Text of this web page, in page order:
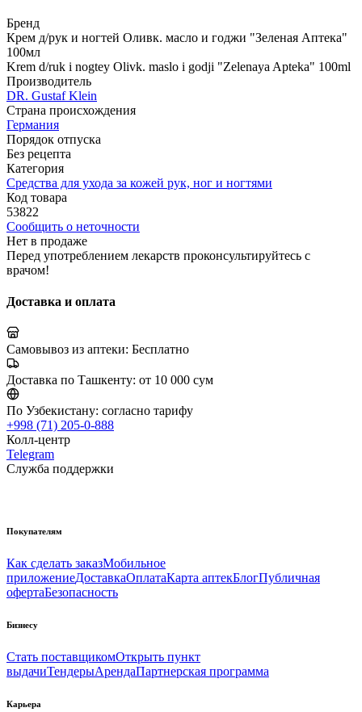
Бренд
Крем д/рук и ногтей Оливк. масло и годжи "Зеленая Аптека"
100мл
Krem d/ruk i nogtey Olivk. maslo i godji "Zelenaya Apteka" 100ml
Производитель
DR. Gustaf Klein
Страна происхождения
Германия
Порядок отпуска
Без рецепта
Категория
Средства для ухода за кожей рук, ног и ногтями
Код товара
53822
Сообщить о неточности
Нет в продаже
Перед употреблением лекарств проконсультируйтесь с
врачом!
Доставка и оплата
Самовывоз из аптеки: Бесплатно
Доставка по Ташкенту: от 10 000 сум
По Узбекистану: согласно тарифу
+998 (71) 205-0-888
Колл-центр
Telegram
Служба поддержки
Покупателям
Как сделать заказМобильное
приложениеДоставкаОплатаКарта аптекБлогПубличная
офертаБезопасность
Бизнесу
Стать поставщикомОткрыть пункт
выдачиТендерыАрендаПартнерская программа
Карьера